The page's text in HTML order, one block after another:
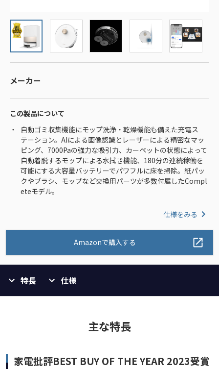
メーカー
この製品について
自動ゴミ収集機能にモップ洗浄・乾燥機能も備えた充電ス
テーション。AIによる画像認識とレーザーによる精密なマッ
ピング、7000Paの強力な吸引力、カーペットの状態によって
自動着脱するモップによる水拭き機能、180分の連続稼働を
可能にする大容量バッテリーでパワフルに床を掃除。紙パッ
クやブラシ、モップなど交換用パーツが多数付属したCompl
eteモデル。
仕様をみる
Amazonで購入する
特長 仕様
主な特長
家電批評BEST BUY OF THE YEAR 2023受賞